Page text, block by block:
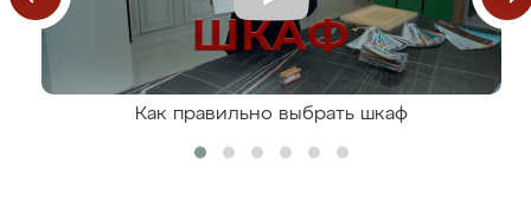
Как правильно выбрать шкаф